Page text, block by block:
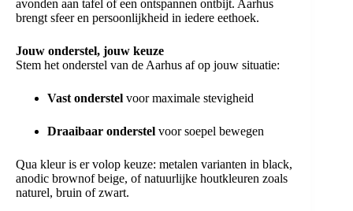
avonden aan tafel of een ontspannen ontbijt. Aarhus
brengt sfeer en persoonlijkheid in iedere eethoek.
Jouw onderstel, jouw keuze
Stem het onderstel van de Aarhus af op jouw situatie:
Vast onderstel voor maximale stevigheid
Draaibaar onderstel voor soepel bewegen
Qua kleur is er volop keuze: metalen varianten in black,
anodic brownof beige, of natuurlijke houtkleuren zoals
naturel, bruin of zwart.